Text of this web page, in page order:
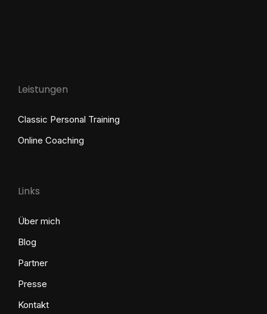
Leistungen
Classic Personal Training
Online Coaching
Links
Über mich
Blog
Partner
Presse
Kontakt